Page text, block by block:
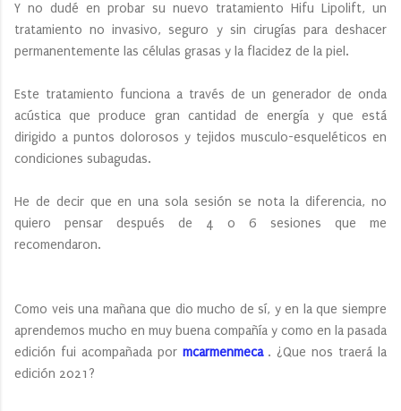
Y no dudé en probar su nuevo tratamiento Hifu Lipolift, un
tratamiento no invasivo, seguro y sin cirugías para deshacer
permanentemente las células grasas y la flacidez de la piel.
Este tratamiento funciona a través de un generador de onda
acústica que produce gran cantidad de energía y que está
dirigido a puntos dolorosos y tejidos musculo-esqueléticos en
condiciones subagudas.
He de decir que en una sola sesión se nota la diferencia, no
quiero pensar después de 4 o 6 sesiones que me
recomendaron.
Como veis una mañana que dio mucho de sí, y en la que siempre
aprendemos mucho en muy buena compañía y como en la pasada
edición fui acompañada por mcarmenmeca . ¿Que nos traerá la
edición 2021?